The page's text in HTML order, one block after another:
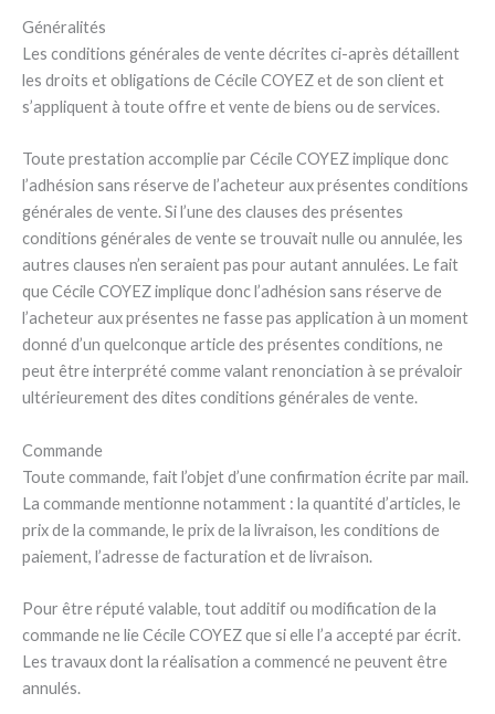
Généralités
Les conditions générales de vente décrites ci-après détaillent
les droits et obligations de Cécile COYEZ et de son client et
s’appliquent à toute offre et vente de biens ou de services.
Toute prestation accomplie par Cécile COYEZ implique donc
l’adhésion sans réserve de l’acheteur aux présentes conditions
générales de vente. Si l’une des clauses des présentes
conditions générales de vente se trouvait nulle ou annulée, les
autres clauses n’en seraient pas pour autant annulées. Le fait
que Cécile COYEZ implique donc l’adhésion sans réserve de
l’acheteur aux présentes ne fasse pas application à un moment
donné d’un quelconque article des présentes conditions, ne
peut être interprété comme valant renonciation à se prévaloir
ultérieurement des dites conditions générales de vente.
Commande
Toute commande, fait l’objet d’une confirmation écrite par mail.
La commande mentionne notamment : la quantité d’articles, le
prix de la commande, le prix de la livraison, les conditions de
paiement, l’adresse de facturation et de livraison.
Pour être réputé valable, tout additif ou modification de la
commande ne lie Cécile COYEZ que si elle l’a accepté par écrit.
Les travaux dont la réalisation a commencé ne peuvent être
annulés.